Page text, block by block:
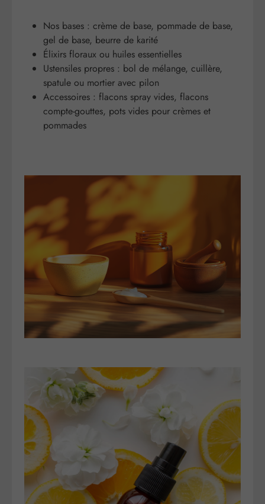
Nos bases : crème de base, pommade de base,
gel de base, beurre de karité
Élixirs floraux ou huiles essentielles
Ustensiles propres : bol de mélange, cuillère,
spatule ou mortier avec pilon
Accessoires : flacons spray vides, flacons
compte-gouttes, pots vides pour crèmes et
pommades